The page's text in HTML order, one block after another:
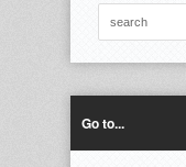
Go to...